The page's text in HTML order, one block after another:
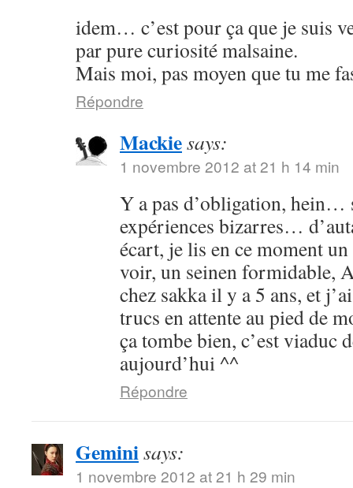
idem… c’est pour ça que je suis
par pure curiosité malsaine.
Mais moi, pas moyen que tu me
Répondre
Mackiesays:
1 novembre 2012 at 21 h 14 min
Y a pas d’obligation, hein…
expériences bizarres…
écart, je lis en ce moment
voir, un seinen formidable,
chez sakka il y a 5 ans, et
trucs en attente au pied de
ça tombe bien, c’est viaduc
aujourd’hui ^^
Répondre
Geminisays:
1 novembre 2012 at 21 h 29 min